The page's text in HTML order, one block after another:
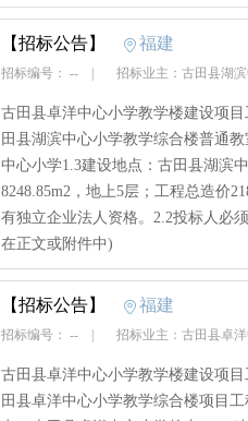
【招标公告】 福建
招标编号： -- 招标业主：古田县湖
古田县卓洋中心小学教学楼建设项
田县湖滨中心小学教学综合楼普通
中心小学1.3建设地点：古田县湖滨
8248.85m2，地上5层；工程总造价
有独立企业法人资格。2.2投标人必
在正文或附件中)
【招标公告】 福建
招标编号： -- 招标业主：古田县卓
古田县卓洋中心小学教学楼建设项
田县卓洋中心小学教学综合楼项目